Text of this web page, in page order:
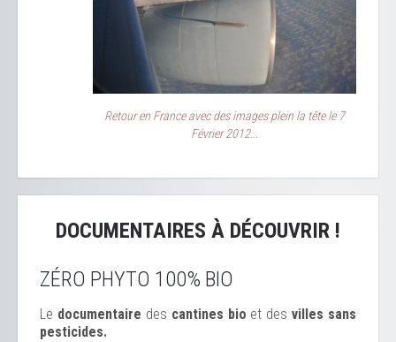
Retour en France avec des images plein la tête le 7
Février 2012...
DOCUMENTAIRES À DÉCOUVRIR !
ZÉRO PHYTO 100% BIO
Le documentaire des cantines bio et desvilles sans
pesticides.